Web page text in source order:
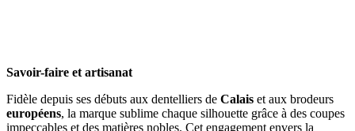
Savoir-faire et artisanat
Fidèle depuis ses débuts aux dentelliers de Calais et aux brodeurs
européens, la marque sublime chaque silhouette grâce à des coupes
impeccables et des matières nobles. Cet engagement envers la